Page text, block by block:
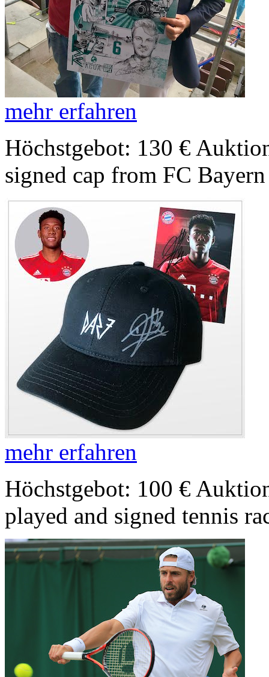
mehr erfahren
Höchstgebot: 130 €
signed cap from FC
mehr erfahren
Höchstgebot: 100 €
played and signed tennis